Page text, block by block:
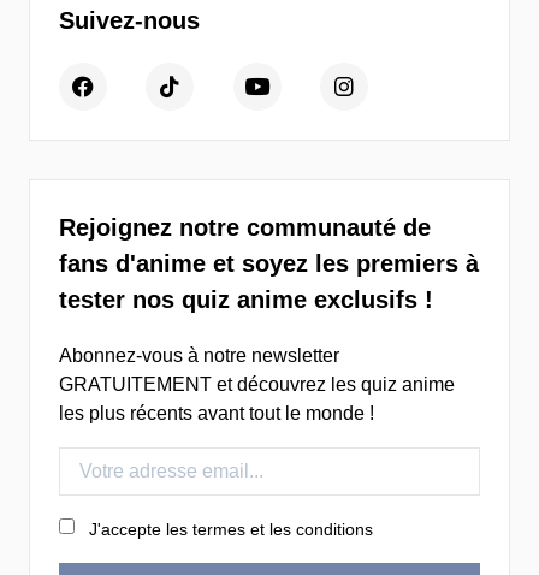
Suivez-nous
Rejoignez notre communauté de
fans d'anime et soyez les premiers à
tester nos quiz anime exclusifs !
Abonnez-vous à notre newsletter
GRATUITEMENT et découvrez les quiz anime
les plus récents avant tout le monde !
J'accepte les termes et les conditions